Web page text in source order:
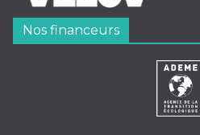
Nos financeurs